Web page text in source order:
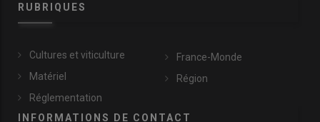
RUBRIQUES
Cultures et viticulture
Matériel
Réglementation
France-Monde
Région
INFORMATIONS DE CONTACT